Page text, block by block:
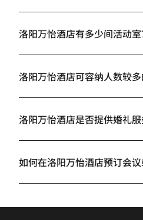
洛阳万怡酒店有多少间活动室
洛阳万怡酒店可容纳人数较多
洛阳万怡酒店是否提供婚礼服
如何在洛阳万怡酒店预订会议